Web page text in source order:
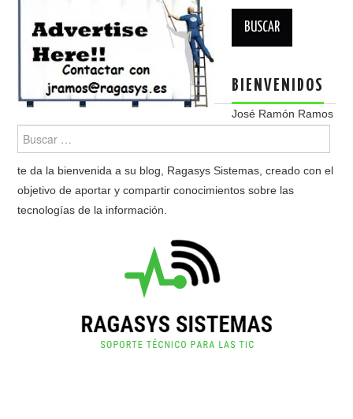
BIENVENIDOS
José Ramón Ramos
te da la bienvenida a su blog, Ragasys Sistemas, creado con el
objetivo de aportar y compartir conocimientos sobre las
tecnologías de la información.